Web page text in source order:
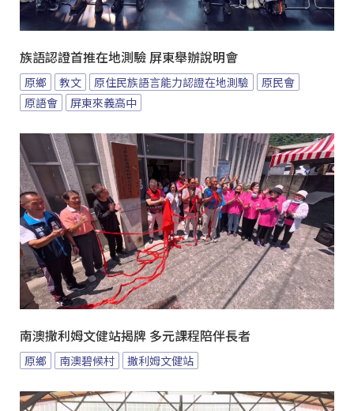
族語認證首推在地測驗 屏東舉辦說明會
原鄉 教文 原住民族語言能力認證在地測驗
原民會
原語會
屏東來義高中
南澳撒利姆文健站揭牌 多元課程陪伴長者
原鄉 南澳碧候村 撒利姆文健站